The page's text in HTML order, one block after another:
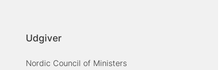
Udgiver
Nordic Council of Ministers